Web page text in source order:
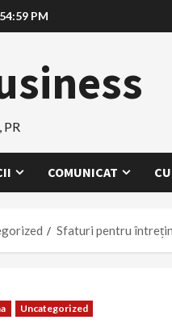
PM
PR
COMUNICAT
Sfaturi pentru
Uncategorized